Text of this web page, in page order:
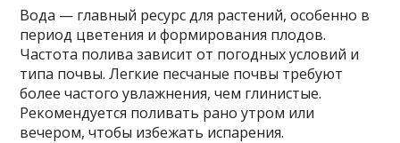
Вода — главный ресурс для растений, особенно в
период цветения и формирования плодов.
Частота полива зависит от погодных условий и
типа почвы. Легкие песчаные почвы требуют
более частого увлажнения, чем глинистые.
Рекомендуется поливать рано утром или
вечером, чтобы избежать испарения.